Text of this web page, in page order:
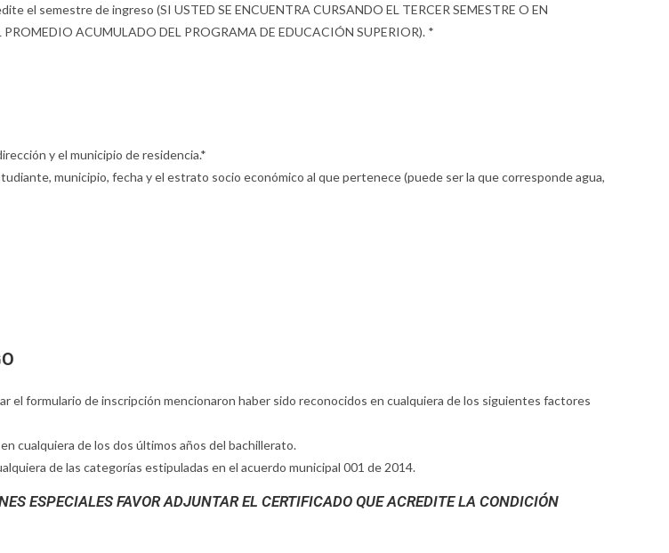
el semestre de ingreso (SI USTED SE ENCUENTRA CURSANDO EL TERCER SEMESTRE O EN
ACUMULADO DEL PROGRAMA DE EDUCACIÓN SUPERIOR). *
y el municipio de residencia.*
municipio, fecha y el estrato socio económico al que pertenece (puede ser la que corresponde agua,
el formulario de inscripción mencionaron haber sido reconocidos en cualquiera de los siguientes factores
cualquiera de los dos últimos años del bachillerato.
de las categorías estipuladas en el acuerdo municipal 001 de 2014.
ESPECIALES FAVOR ADJUNTAR EL CERTIFICADO QUE ACREDITE LA CONDICIÓN